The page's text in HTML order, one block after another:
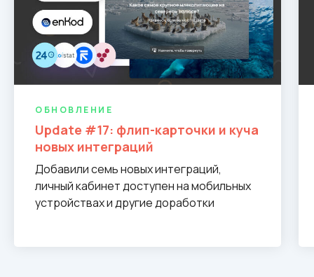
ОБНОВЛЕНИЕ
Update #17: флип-карточки и куча
новых интеграций
Добавили семь новых интеграций,
личный кабинет доступен на мобильных
устройствах и другие доработки